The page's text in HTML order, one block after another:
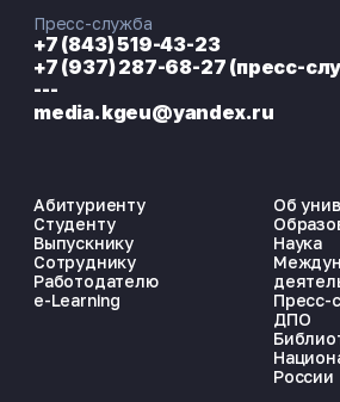
Абитуриенту
Студенту
Выпускнику
Сотруднику
Работодателю
e-Learning
Об
Наука
Пресс-
ДПО
России
Пресс-служба
+7 (843) 519-43-23
+7 (937) 287-68-27 (пресс-
---
media.kgeu@yandex.ru